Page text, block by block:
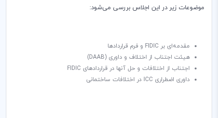
موضوعات زیر در این اجلاس بررسی می‌شود:
مقدمه‌ای بر‌ FIDIC و فرم قراردادها
هیئت اجتناب از اختلاف و داوری (DAAB
)
اجتناب از اختلافات و حل آنها در قراردادهای FIDIC
داوری اضطراری ICC در اختلافات ساختمانی